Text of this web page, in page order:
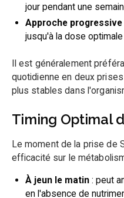
jour pendant une
Approche progressive
jusqu'à la dose
Il est généralement
quotidienne en deux
plus stables dans
Timing Optimal
Le moment de la prise de
efficacité sur le
À jeun le matin : peut
en l'absence de